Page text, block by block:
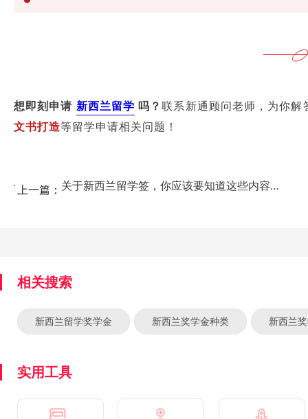
想即刻申请 新西兰留学 吗？联系新通顾问老师，为你解
文书打造等留学申请相关问题！
上一篇： 关于新西兰留学签，你应该要知道这些内容！...
相关搜索
新西兰留学奖学金 新西兰奖学金种类 新西兰
实用工具